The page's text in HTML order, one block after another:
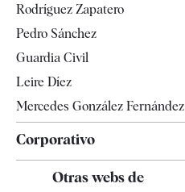
Televisión
Rodríguez Zapatero
Pedro Sánchez
Guardia Civil
Leire Díez
Mercedes González Fernández
Corporativo
Otras webs de